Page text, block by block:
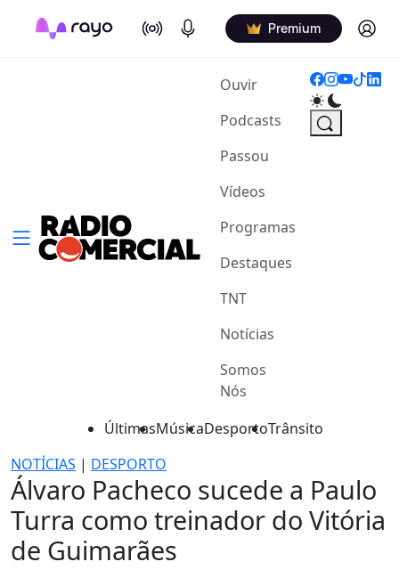
On Air Podcasts Premium Log in
Ouvir(current)
Podcasts
Passou
Vídeos
Programas
Destaques
TNT
Notícias
Somos
Nós
ÚltimasMúsicaDesportoTrânsito
NOTÍCIAS | DESPORTO
Álvaro Pacheco sucede a Paulo
Turra como treinador do Vitória
de Guimarães